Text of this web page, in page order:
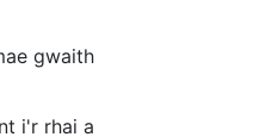
gwaith
i'r rhai a